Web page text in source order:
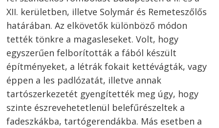
XII. kerületben, illetve Solymár és Remeteszőlős
határában. Az elkövetők különböző módon
tették tönkre a magasleseket. Volt, hogy
egyszerűen felborították a fából készült
építményeket, a létrák fokait kettévágták, vagy
éppen a les padlózatát, illetve annak
tartószerkezetét gyengítették meg úgy, hogy
szinte észrevehetetlenül belefűrészeltek a
fadeszkákba, tartógerendákba. Más esetben a